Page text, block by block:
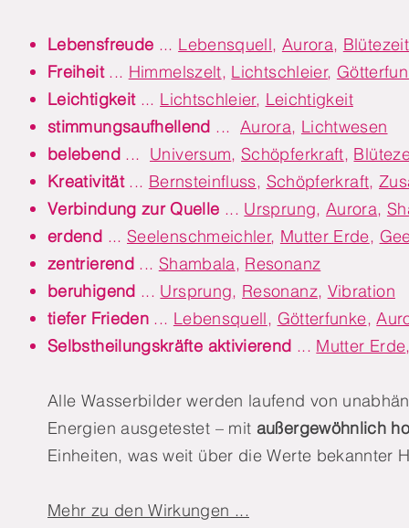
Lebensfreude ... Lebensquell, Aurora, Blütezeit
Freiheit... Himmelszelt, Lichtschleier,
Leichtigkeit... Lichtschleier, Leichtigkeit
stimmungsaufhellend ...Aurora, Lichtwesen
belebend... Universum,Schöpferkraft,
Kreativität ... Bernsteinfluss, Schöpferkraft,
Verbindung zur Quelle ... Ursprung, Aurora,
erdend ... Seelenschmeichler, Mutter Erde,
zentrierend... Shambala, Resonanz
beruhigend ... Ursprung, Resonanz, Vibration
tieferFrieden ... Lebensquell, Götterfunke,
Selbstheilungskräfte aktivierend ... Mutter Erde
Alle Wasserbilder werden laufend von
Energien ausgetestet – mit außergewöhnlich
Einheiten, was weit über die Werte bekannter
Mehr zu den Wirkungen ...